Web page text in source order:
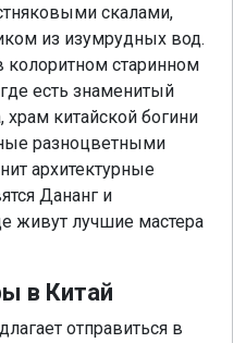
скалами,
из изумрудных вод.
колоритном старинном
есть знаменитый
китайской богини
разноцветными
архитектурные
Дананг и
живут лучшие мастера
в Китай
отправиться в